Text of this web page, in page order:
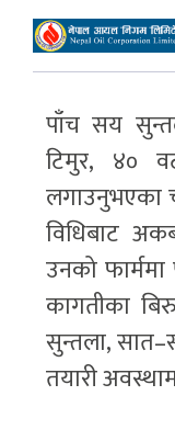
पाँच सय
टिमुर, ४०
लगाउनुभएका
विधिबाट
उनको
कागतीका
सुन्तला,
तयारी